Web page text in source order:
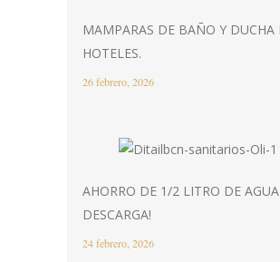
MAMPARAS DE BAÑO Y DUCHA
HOTELES.
26 febrero, 2026
AHORRO DE 1/2 LITRO DE
DESCARGA!
24 febrero, 2026